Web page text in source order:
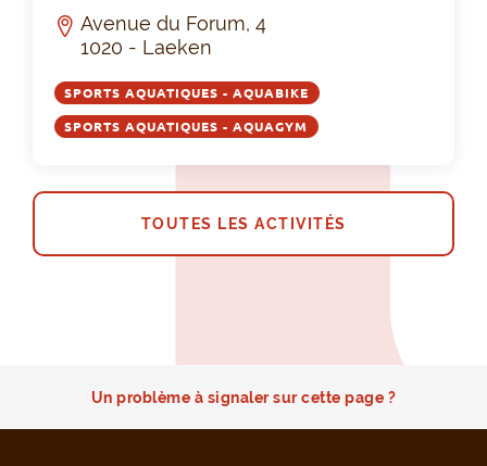
Avenue du Forum, 4
1020 - Laeken
SPORTS AQUATIQUES - AQUABIKE
SPORTS AQUATIQUES - AQUAGYM
TOUTES LES ACTIVITÉS
Un problème à signaler sur cette page ?